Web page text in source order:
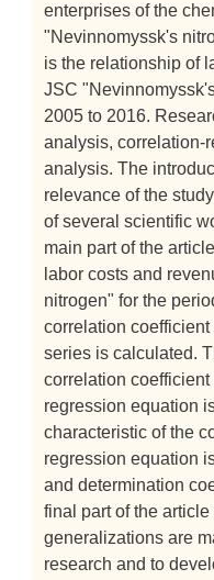
enterprises of the
"Nevinnomyssk's
is the relationship of
JSC
2005 to 2016.
analysis, correlation-
analysis. The
relevance of the
of several scientific
main part of the
labor costs and
nitrogen" for the
correlation
series is calculated.
correlation
regression equation
characteristic of the
regression equation
and determination
final part of the
generalizations are
research and to